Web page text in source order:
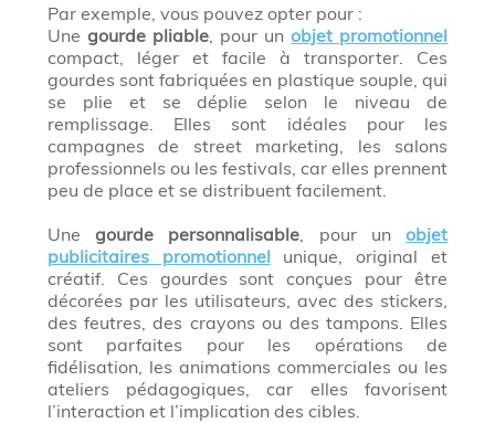
Par exemple, vous pouvez opter pour :
Une gourde pliable, pour unobjet promotionnel
compact, léger et facile à transporter. Ces
gourdes sont fabriquées en plastique souple, qui
se plie et se déplie selon le niveau de
remplissage. Elles sont idéales pour les
campagnes de street marketing, les salons
professionnels ou les festivals, car elles prennent
peu de place et se distribuent facilement.
Une gourde personnalisable , pour unobjet
publicitaires promotionnelunique, original et
créatif. Ces gourdes sont conçues pour être
décorées par les utilisateurs, avec des stickers,
des feutres, des crayons ou des tampons. Elles
sont parfaites pour les opérations de
fidélisation, les animations commerciales ou les
ateliers pédagogiques, car elles favorisent
l’interaction et l’implication des cibles.